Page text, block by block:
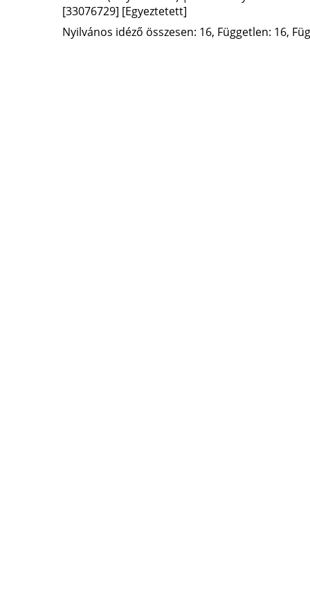
[33076729] [Egyeztetett]
Nyilvános idéző összesen: 16, Független: 16,